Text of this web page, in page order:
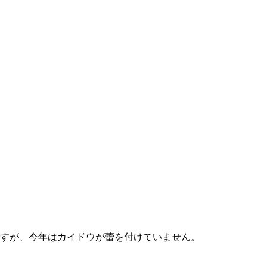
、今年はカイドウが蕾を付けていません。